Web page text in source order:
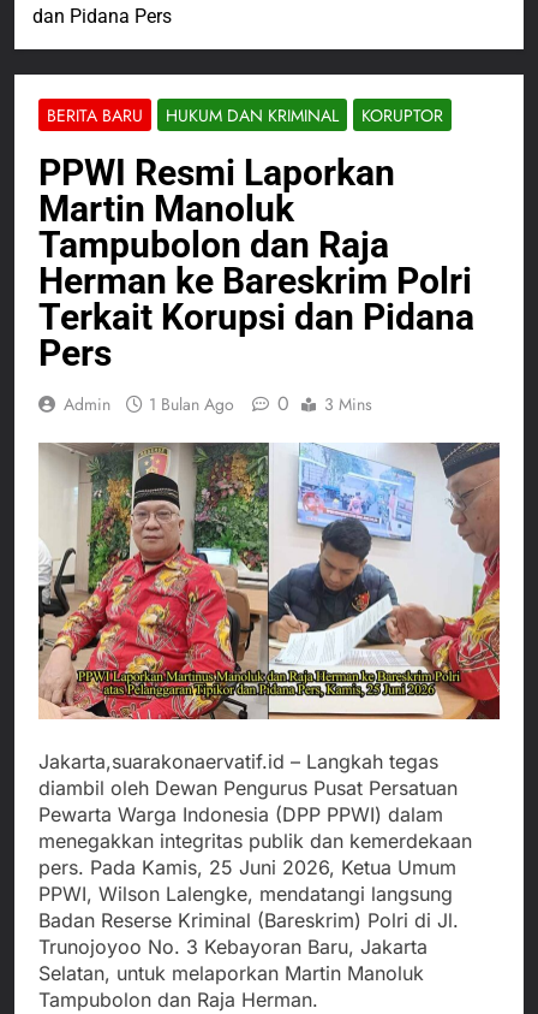
dan Pidana Pers
BERITA BARU HUKUM DAN KRIMINAL KORUPTOR
PPWI Resmi Laporkan
Martin Manoluk
Tampubolon dan Raja
Herman ke Bareskrim Polri
Terkait Korupsi dan Pidana
Pers
Admin 1 Bulan Ago 0 3 Mins
Jakarta,suarakonaervatif.id – Langkah tegas
diambil oleh Dewan Pengurus Pusat Persatuan
Pewarta Warga Indonesia (DPP PPWI) dalam
menegakkan integritas publik dan kemerdekaan
pers. Pada Kamis, 25 Juni 2026, Ketua Umum
PPWI, Wilson Lalengke, mendatangi langsung
Badan Reserse Kriminal (Bareskrim) Polri di Jl.
Trunojoyoo No. 3 Kebayoran Baru, Jakarta
Selatan, untuk melaporkan Martin Manoluk
Tampubolon dan Raja Herman.